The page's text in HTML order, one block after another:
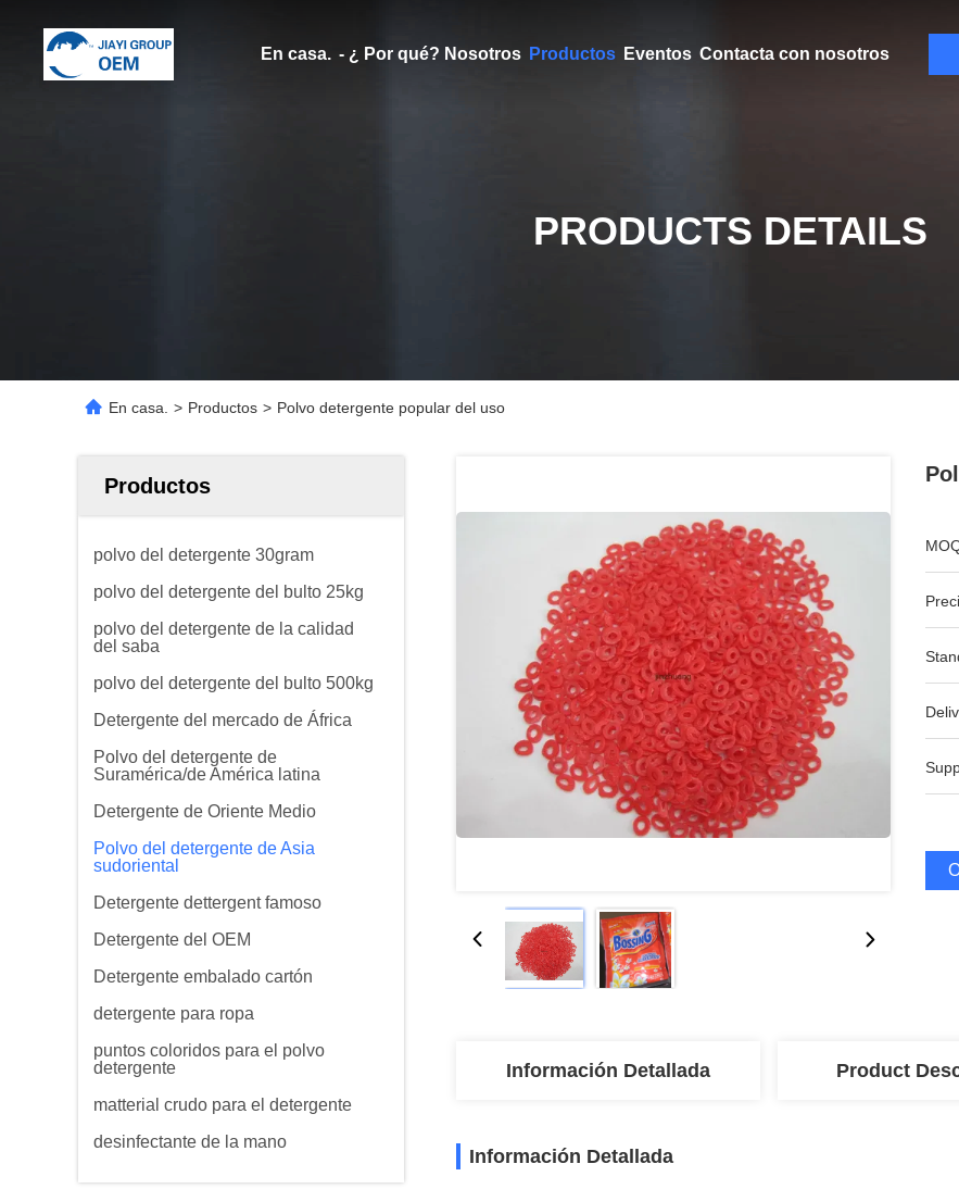
En casa. - ¿ Por qué? Nosotros Productos Eventos Contacta con nosotros
PRODUCTS DETAILS
En casa. > Productos > Polvo detergente popular del uso
Productos
polvo del detergente 30gram
polvo del detergente del bulto 25kg
polvo del detergente de la calidad
del saba
polvo del detergente del bulto 500kg
Detergente del mercado de África
Polvo del detergente de
Suramérica/de América latina
Detergente de Oriente Medio
Polvo del detergente de Asia
sudoriental
Detergente dettergent famoso
Detergente del OEM
Detergente embalado cartón
detergente para ropa
puntos coloridos para el polvo
detergente
matterial crudo para el detergente
desinfectante de la mano
Información Detallada Product
Información Detallada